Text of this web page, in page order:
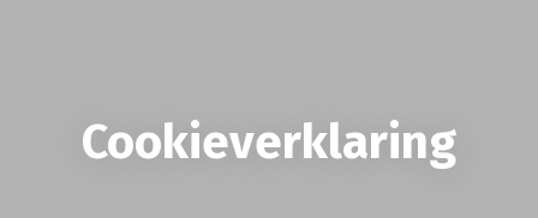
Cookieverklaring